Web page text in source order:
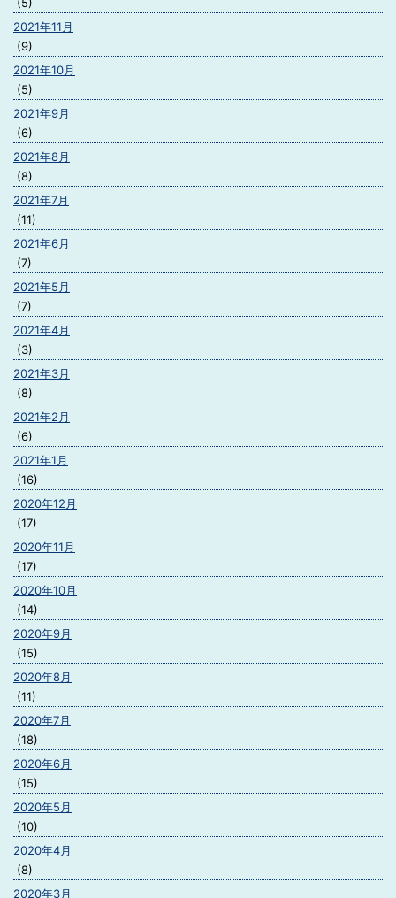
2021年11月
(9)
2021年10月
(5)
2021年9月
(6)
2021年8月
(8)
2021年7月
(11)
2021年6月
(7)
2021年5月
(7)
2021年4月
(3)
2021年3月
(8)
2021年2月
(6)
2021年1月
(16)
2020年12月
(17)
2020年11月
(17)
2020年10月
(14)
2020年9月
(15)
2020年8月
(11)
2020年7月
(18)
2020年6月
(15)
2020年5月
(10)
2020年4月
(8)
2020年3月